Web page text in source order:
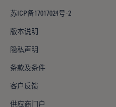
苏ICP备17017024号-2
版本说明
隐私声明
条款及条件
客户反馈
供应商门户